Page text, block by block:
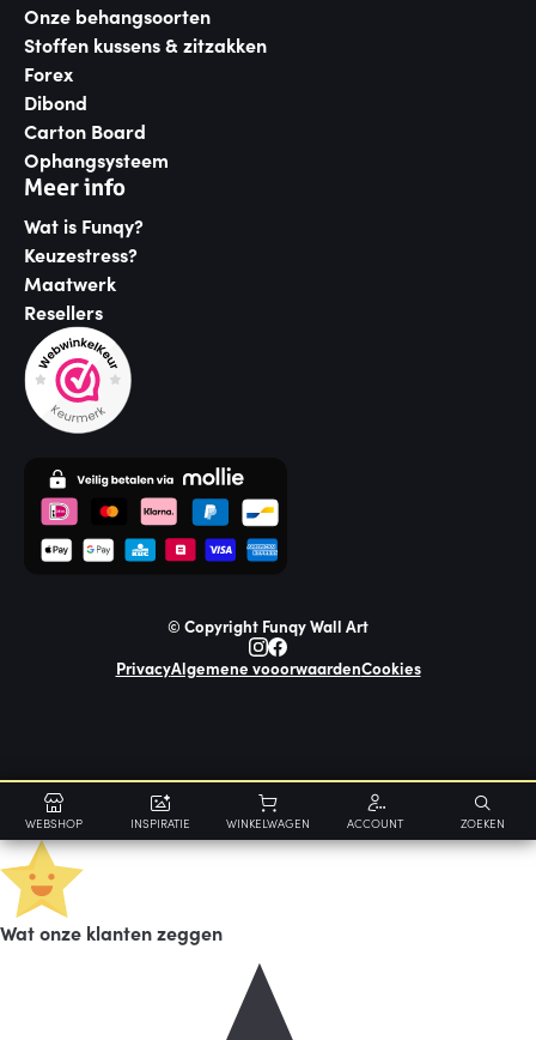
Onze behangsoorten
Stoffen kussens & zitzakken
Forex
Dibond
Carton Board
Ophangsysteem
Meer info
Wat is Funqy?
Keuzestress?
Maatwerk
Resellers
© Copyright Funqy Wall Art
PrivacyAlgemene vooorwaardenCookies
WEBSHOP INSPIRATIE WINKELWAGEN ACCOUNT ZOEKEN
Wat onze klanten zeggen